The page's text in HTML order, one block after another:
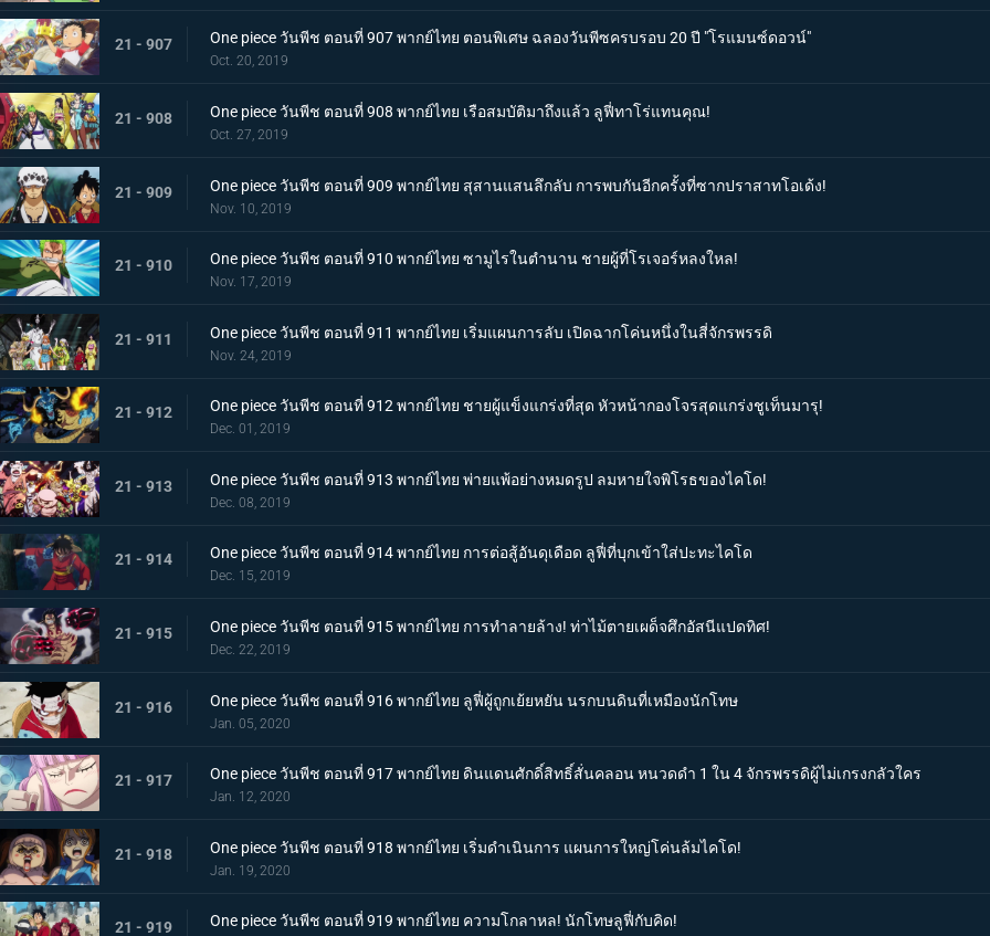
21 - 907 One piece วันพีช ตอนที่ 907 พากย์ไทย ตอนพิเศษ ฉลองวันพีซครบรอบ 20 ปี "โรแมนซ์ดอวน์"
Oct. 20, 2019
21 - 908 One piece วันพีช ตอนที่ 908 พากย์ไทย เรือสมบัติมาถึงแล้ว ลูฟี่ทาโร่แทนคุณ!
Oct. 27, 2019
21 - 909 One piece วันพีช ตอนที่ 909 พากย์ไทย สุสานแสนลึกลับ การพบกันอีกครั้งที่ซากปราสาทโอเด้ง!
Nov. 10, 2019
21 - 910 One piece วันพีช ตอนที่ 910 พากย์ไทย ซามูไรในตำนาน ชายผู้ที่โรเจอร์หลงใหล!
Nov. 17, 2019
21 - 911 One piece วันพีช ตอนที่ 911 พากย์ไทย เริ่มแผนการลับ เปิดฉากโค่นหนึ่งในสี่จักรพรรดิ
Nov. 24, 2019
21 - 912 One piece วันพีช ตอนที่ 912 พากย์ไทย ชายผู้แข็งแกร่งที่สุด หัวหน้ากองโจรสุดแกร่งชูเท็นมารุ!
Dec. 01, 2019
21 - 913 One piece วันพีช ตอนที่ 913 พากย์ไทย พ่ายแพ้อย่างหมดรูป ลมหายใจพิโรธของไคโด!
Dec. 08, 2019
21 - 914 One piece วันพีช ตอนที่ 914 พากย์ไทย การต่อสู้อันดุเดือด ลูฟี่ที่บุกเข้าใส่ปะทะไคโด
Dec. 15, 2019
21 - 915 One piece วันพีช ตอนที่ 915 พากย์ไทย การทำลายล้าง! ท่าไม้ตายเผด็จศึกอัสนีแปดทิศ!
Dec. 22, 2019
21 - 916 One piece วันพีช ตอนที่ 916 พากย์ไทย ลูฟี่ผู้ถูกเย้ยหยัน นรกบนดินที่เหมืองนักโทษ
Jan. 05, 2020
21 - 917 One piece วันพีช ตอนที่ 917 พากย์ไทย ดินแดนศักดิ์สิทธิ์สั่นคลอน หนวดดำ 1 ใน 4 จักรพรรดิผู้ไม่เกรงกลัวใคร
Jan. 12, 2020
21 - 918 One piece วันพีช ตอนที่ 918 พากย์ไทย เริ่มดำเนินการ แผนการใหญ่โค่นล้มไคโด!
Jan. 19, 2020
21 - 919 One piece วันพีช ตอนที่ 919 พากย์ไทย ความโกลาหล! นักโทษลูฟี่กับคิด!